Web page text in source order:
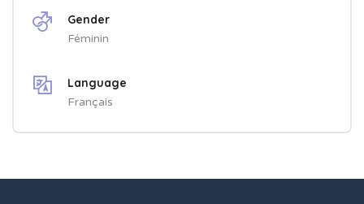
Gender
Féminin
Language
Français